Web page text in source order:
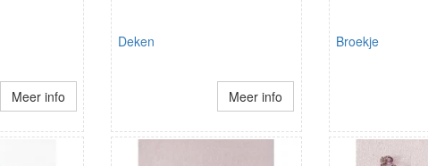
Meer info
Deken
Meer info
Broekje